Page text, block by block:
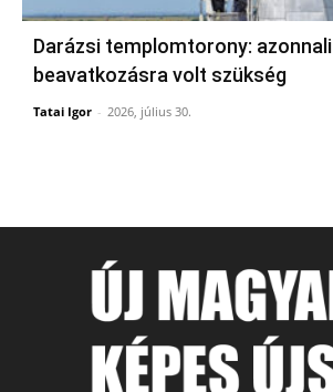
Darázsi templomtorony: azonnali
beavatkozásra volt szükség
Tatai Igor - 2026, július 30.